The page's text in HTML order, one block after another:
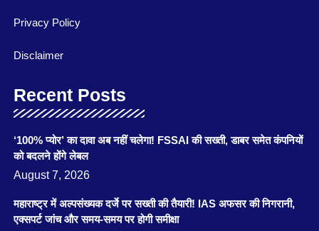
Privacy Policy
Disclaimer
Recent Posts
‘100% प्योर’ का दावा अब नहीं चलेगा! FSSAI की सख्ती, डाबर समेत कंपनियों
को बदलने होंगे लेबल
August 7, 2026
महाराष्ट्र में अल्पसंख्यक दर्जे पर सख्ती की तैयारी! IAS अफसर की निगरानी,
एक्सपर्ट जांच और समय-समय पर होगी समीक्षा